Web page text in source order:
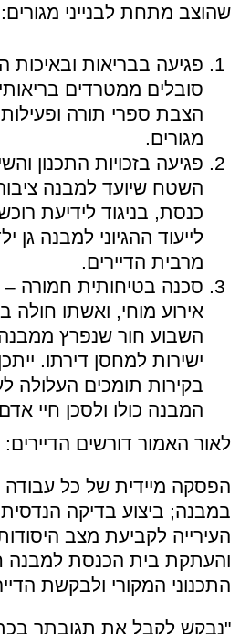
שהוצב מתחת לבנייני מגורים:
פגיעה בבריאות ובאיכות
סובלים ממטרדים
הצבת ספרי תורה
מגורים.
פגיעה בזכויות התכנון
השטח שיועד למבנה
כנסת, בניגוד לידיעת
לייעוד ההגיוני למבנה גן
מרבית הדיירים.
סכנה בטיחותית חמורה
אירוע מוחי, ואשתו
השבוע חור שנפרץ
ישירות למחסן דירתו.
בקירות תומכים העלולה
המבנה כולו ולסכן חיי
לאור האמור דורשים הדיירים:
הפסקה מיידית של כל עבודה
במבנה; ביצוע בדיקה
העירייה לקביעת מצב
והעתקת בית הכנסת למבנה
התכנוני המקורי ולבקשת